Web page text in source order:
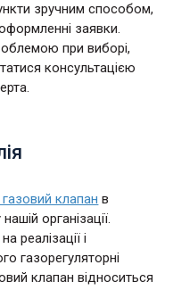
зручним способом,
заявки.
при виборі,
консультацією
клапан в
організації.
реалізації і
газорегуляторні
клапан відноситься